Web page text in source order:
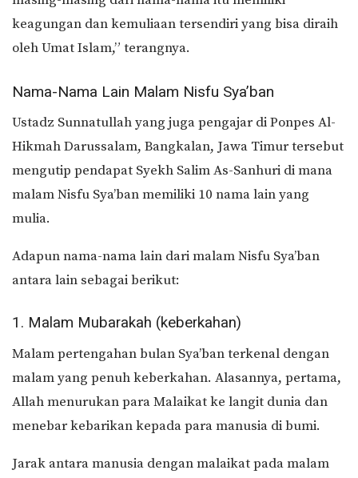
keagungan dan kemuliaan tersendiri yang bisa diraih
oleh Umat Islam,” terangnya.
Nama-Nama Lain Malam Nisfu Sya’ban
Ustadz Sunnatullah yang juga pengajar di Ponpes Al-
Hikmah Darussalam, Bangkalan, Jawa Timur tersebut
mengutip pendapat Syekh Salim As-Sanhuri di mana
malam Nisfu Sya’ban memiliki 10 nama lain yang
mulia.
Adapun nama-nama lain dari malam Nisfu Sya’ban
antara lain sebagai berikut:
1. Malam Mubarakah (keberkahan)
Malam pertengahan bulan Sya’ban terkenal dengan
malam yang penuh keberkahan. Alasannya, pertama,
Allah menurukan para Malaikat ke langit dunia dan
menebar kebarikan kepada para manusia di bumi.
Jarak antara manusia dengan malaikat pada malam